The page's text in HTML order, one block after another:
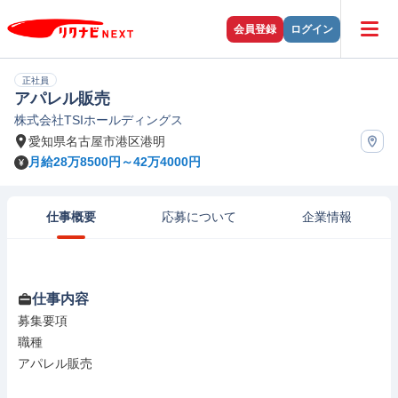
会員登録 ログイン
正社員
アパレル販売
株式会社TSIホールディングス
愛知県名古屋市港区港明
月給28万8500円～42万4000円
仕事概要 応募について 企業情報
仕事内容
募集要項
職種
アパレル販売